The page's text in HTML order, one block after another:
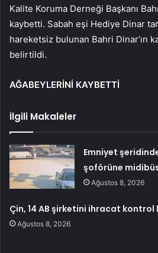
Kalite Koruma Derneği Başkanı
kaybetti. Sabah eşi Hediye Dinar
hareketsiz bulunan Bahri Dinar’ın
belirtildi.
AĞABEYLERİNİ KAYBETTİ
İlgili Makaleler
Emniyet
şoförüne
Ağustos 8, 2026
Çin, 14 AB şirketini ihracat
Ağustos 8, 2026